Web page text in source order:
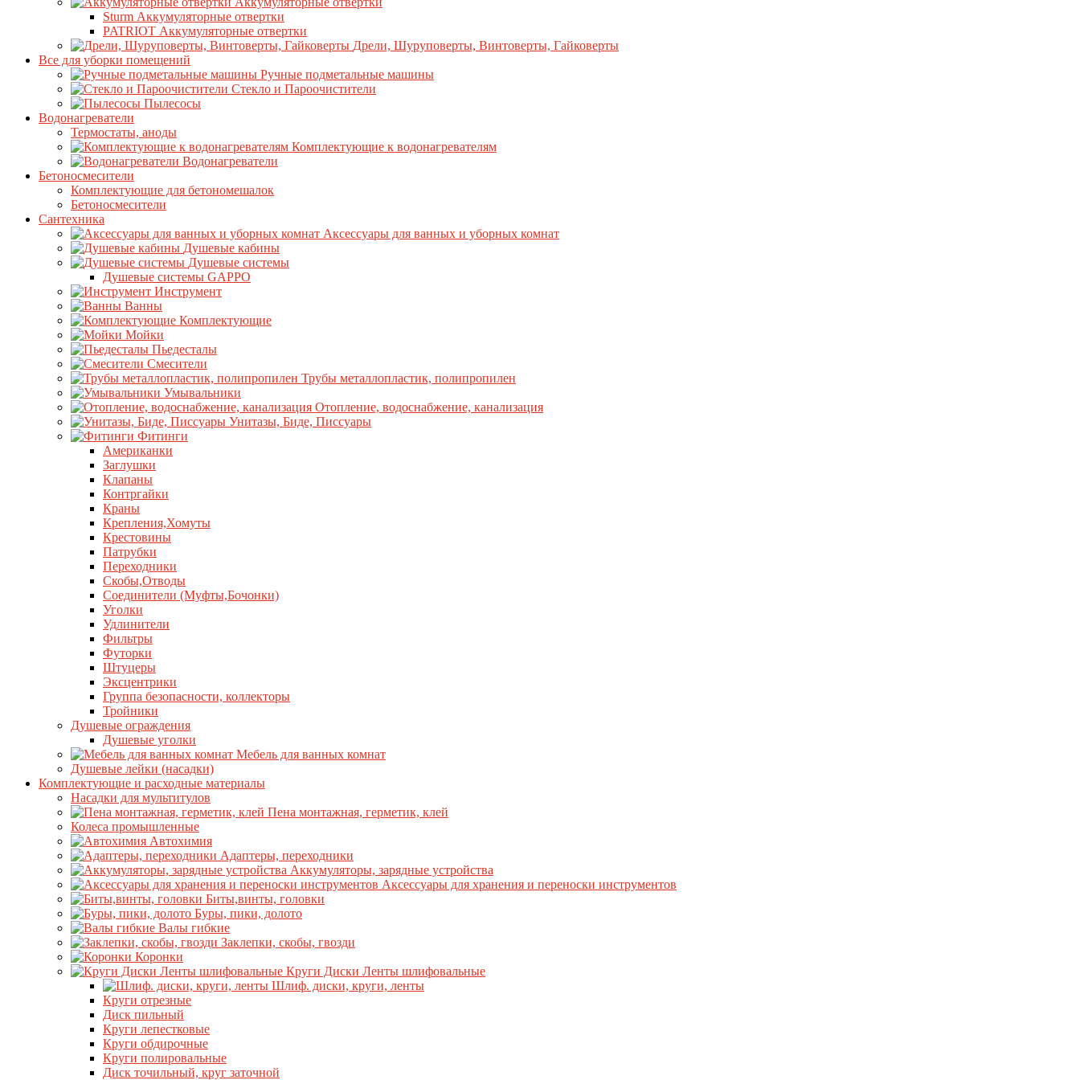
Sturm Аккумуляторные отвертки
PATRIOT Аккумуляторные отвертки
Дрели, Шуруповерты, Винтоверты, Гайковерты
Все для уборки помещений
Ручные подметальные машины
Стекло и Пароочистители
Пылесосы
Водонагреватели
Термостаты, аноды
Комплектующие к водонагревателям
Водонагреватели
Бетоносмесители
Комплектующие для бетономешалок
Бетоносмесители
Сантехника
Аксессуары для ванных и уборных комнат
Душевые кабины
Душевые системы
Душевые системы GAPPO
Инструмент
Ванны
Комплектующие
Мойки
Пьедесталы
Смесители
Трубы металлопластик, полипропилен
Умывальники
Отопление, водоснабжение, канализация
Унитазы, Биде, Писсуары
Фитинги
Американки
Заглушки
Клапаны
Контргайки
Краны
Крепления,Хомуты
Крестовины
Патрубки
Переходники
Скобы,Отводы
Соединители (Муфты,Бочонки)
Уголки
Удлинители
Фильтры
Футорки
Штуцеры
Эксцентрики
Группа безопасности, коллекторы
Тройники
Душевые ограждения
Душевые уголки
Мебель для ванных комнат
Душевые лейки (насадки)
Комплектующие и расходные материалы
Насадки для мультитулов
Пена монтажная, герметик, клей
Колеса промышленные
Автохимия
Адаптеры, переходники
Аккумуляторы, зарядные устройства
Аксессуары для хранения и переноски инструментов
Биты,винты, головки
Буры, пики, долото
Валы гибкие
Заклепки, скобы, гвозди
Коронки
Круги Диски Ленты шлифовальные
Шлиф. диски, круги, ленты
Круги отрезные
Диск пильный
Круги лепестковые
Круги обдирочные
Круги полировальные
Диск точильный, круг заточной